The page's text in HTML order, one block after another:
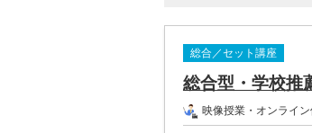
総合／セット講座
総合型・学校推
映像授業・オンライ